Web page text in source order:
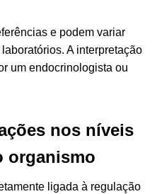
e podem variar
A interpretação
um endocrinologista ou
nos níveis
organismo
ligada à regulação